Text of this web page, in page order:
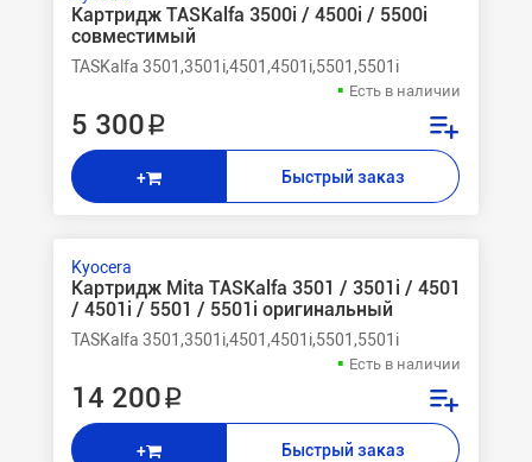
Картридж TASKalfa 3500i / 4500i / 5500i
совместимый
TASKalfa 3501,3501i,4501,4501i,5501,5501i
Есть в наличии
5 300 ₽
+ Быстрый заказ
Kyocera
Картридж Mita TASKalfa 3501 / 3501i / 4501
/ 4501i / 5501 / 5501i оригинальный
TASKalfa 3501,3501i,4501,4501i,5501,5501i
Есть в наличии
14 200 ₽
+ Быстрый заказ